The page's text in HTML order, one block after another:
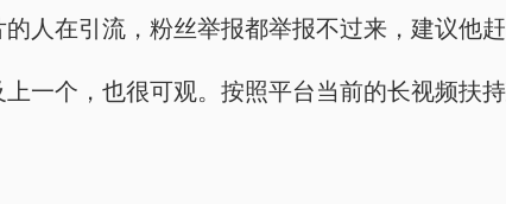
人在引流，粉丝举报都举报不过来，建议他
一个，也很可观。按照平台当前的长视频扶